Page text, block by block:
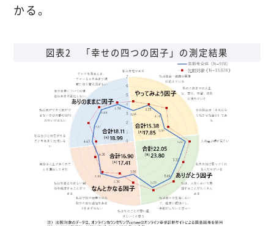
かる。
図表2 「幸せの四つの因子」の測定結果